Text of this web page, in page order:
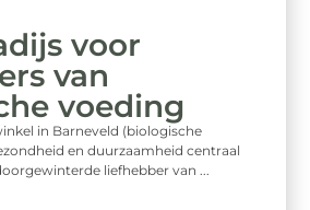
voor
van
voeding
in Barneveld (biologische
en duurzaamheid centraal
liefhebber van ...